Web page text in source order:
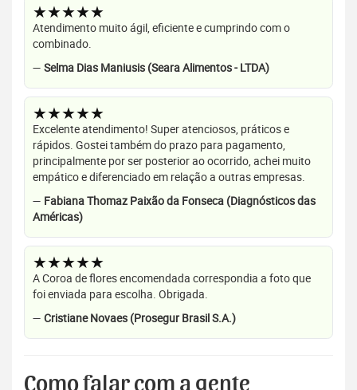
★★★★★
Atendimento muito ágil, eficiente e cumprindo com o
combinado.
— Selma Dias Maniusis (Seara Alimentos - LTDA)
★★★★★
Excelente atendimento! Super atenciosos, práticos e
rápidos. Gostei também do prazo para pagamento,
principalmente por ser posterior ao ocorrido, achei muito
empático e diferenciado em relação a outras empresas.
— Fabiana Thomaz Paixão da Fonseca (Diagnósticos das
Américas)
★★★★★
A Coroa de flores encomendada correspondia a foto que
foi enviada para escolha. Obrigada.
— Cristiane Novaes (Prosegur Brasil S.A.)
Como falar com a gente